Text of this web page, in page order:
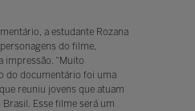
a estudante Rozana
do filme,
impressão. “Muito
do documentário foi uma
reuniu jovens que atuam
Brasil. Esse filme será um